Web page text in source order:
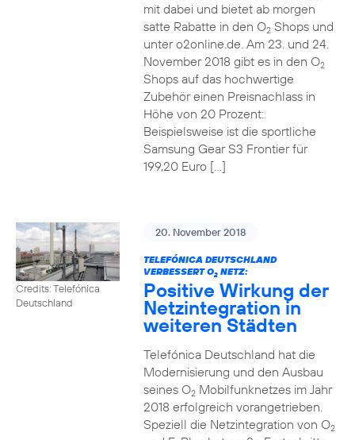
mit dabei und bietet ab morgen
satte Rabatte in den O2Shops und
unter o2online.de. Am 23. und 24.
November 2018 gibt es in den O2
Shops auf das hochwertige
Zubehör einen Preisnachlass in
Höhe von 20 Prozent:
Beispielsweise ist die sportliche
Samsung Gear S3 Frontier für
199,20 Euro […]
Credits: Telefónica
Deutschland
20. November 2018
TELEFÓNICA DEUTSCHLAND
VERBESSERT O2NETZ:
Positive Wirkung der
Netzintegration in
weiteren Städten
Telefónica Deutschland hat die
Modernisierung und den Ausbau
seines O2Mobilfunknetzes im Jahr
2018 erfolgreich vorangetrieben.
Speziell die Netzintegration von O2